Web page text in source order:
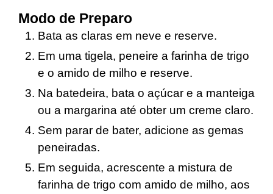
Modo de Preparo
Bata as claras em neve e reserve.
Em uma tigela, peneire a farinha de trigo
e o amido de milho e reserve.
Na batedeira, bata o açúcar e a manteiga
ou a margarina até obter um creme claro.
Sem parar de bater, adicione as gemas
peneiradas.
Em seguida, acrescente a mistura de
farinha de trigo com amido de milho, aos